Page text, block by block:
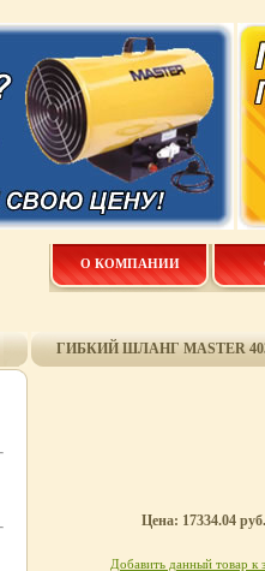
О КОМПАНИИ
ГИБКИЙ ШЛАНГ MASTER
Цена: 17334.04 руб.
Добавить данный товар к